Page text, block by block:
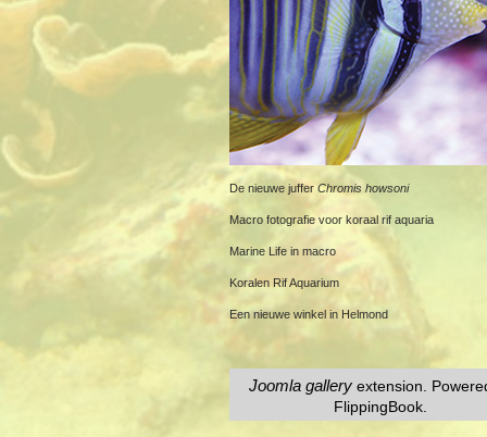
De nieuwe juffer Chromis howsoni
Macro fotografie voor koraal rif aquaria
Marine Life in macro
Koralen Rif Aquarium
Een nieuwe winkel in Helmond
Joomla galleryextension.
FlippingBook.